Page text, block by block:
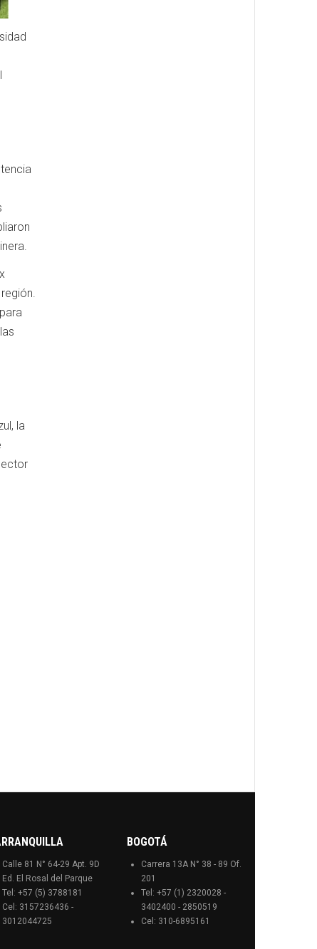
la
Calle 81 N° 64-29 Apt. 9D
Ed. El Rosal del Parque
Tel: +57 (5) 3788181
Cel: 3157236436 -
3012044725
BOGOTÁ
Carrera 13A N° 38 - 89 Of.
201
Tel: +57 (1) 2320028 -
3402400 - 2850519
Cel: 310-6895161